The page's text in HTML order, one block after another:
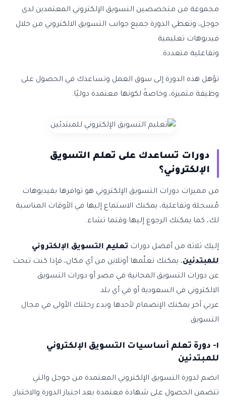
مجموعة من متخصصين التسويق الإلكتروني المعتمدين لدى
جوجل، وتغطي الدورة جميع جوانب التسويق الالكتروني من خلال
فيديوهات تعليمية
وتفاعلية متعددة.
تؤهل هذه الدورة إلى سوق العمل وتساعدك في الحصول على
وظيفة متميزة، وخاصةً لكونها معتمدة دوليًا.
دورات تساعدك على تعلم التسويق
الإلكتروني؟
من مميزات دورات التسويق الإلكتروني هو توافرها بفيديوهات
مُسجلة وتفاعلية، يمكنك الاستماع إليها في الأوقات المناسبة
لك، كما يمكنك الرجوع إليها وقتما تشاء.
إليك ثلاثة من أفضل دورات تعليم التسويق الإلكتروني
للمبتدئين، يمكنك تعلّمها أونلاين من أي مكان، فإذا كنت تبحث
عن دورات التسويق المجانية في مصر أو دورات التسويق
الالكتروني في السعودية أو في أي بلد
عربي آخر يمكنك الإنضمام لأحدها وبدء رحلتك الأولى في مجال
التسويق.
١- دورة تعلم أساسيات التسويق الإلكتروني
للمبتدئين
انضم لدورة التسويق الإلكتروني المعتمدة من جوجل والتي
تتضمن الحصول على شهادة معتمدة بعد اجتياز الدورة والاختبار.